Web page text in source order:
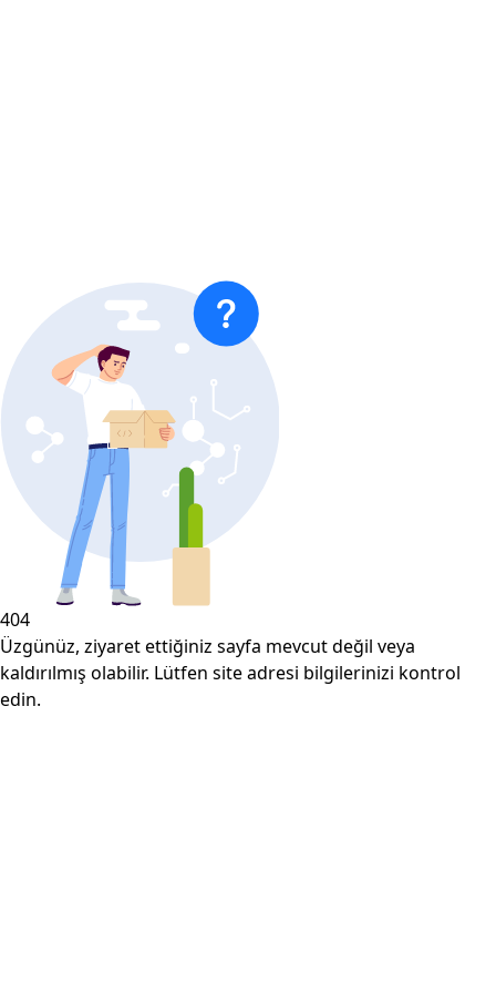
404
Üzgünüz, ziyaret ettiğiniz sayfa mevcut değil veya
kaldırılmış olabilir. Lütfen site adresi bilgilerinizi kontrol
edin.